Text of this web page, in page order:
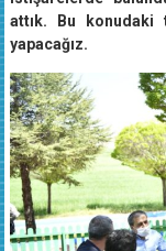
attık. Bu konudaki
yapacağız.